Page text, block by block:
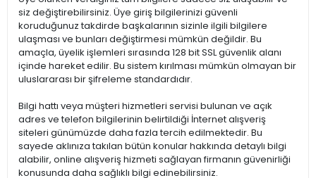
siz değiştirebilirsiniz. Üye giriş bilgilerinizi güvenli
koruduğunuz takdirde başkalarının sizinle ilgili bilgilere
ulaşması ve bunları değiştirmesi mümkün değildir. Bu
amaçla, üyelik işlemleri sırasında 128 bit SSL güvenlik alanı
içinde hareket edilir. Bu sistem kırılması mümkün olmayan bir
uluslararası bir şifreleme standardıdır.
Bilgi hattı veya müşteri hizmetleri servisi bulunan ve açık
adres ve telefon bilgilerinin belirtildiği İnternet alışveriş
siteleri günümüzde daha fazla tercih edilmektedir. Bu
sayede aklınıza takılan bütün konular hakkında detaylı bilgi
alabilir, online alışveriş hizmeti sağlayan firmanın güvenirliği
konusunda daha sağlıklı bilgi edinebilirsiniz.